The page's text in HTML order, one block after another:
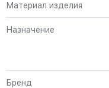
Материал изделия
Назначение
Бренд